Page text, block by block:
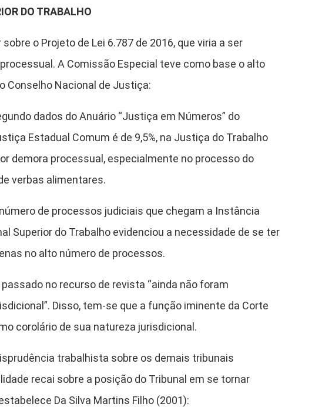
DO TRABALHO
o Projeto de Lei 6.787 de 2016, que viria a ser
A Comissão Especial teve como base o alto
Conselho Nacional de Justiça:
dados do Anuário “Justiça em Números” do
Estadual Comum é de 9,5%, na Justiça do Trabalho
demora processual, especialmente no processo do
verbas alimentares.
de processos judiciais que chegam a Instância
Superior do Trabalho evidenciou a necessidade de se ter
no alto número de processos.
no recurso de revista “ainda não foram
Disso, tem-se que a função iminente da Corte
corolário de sua natureza jurisdicional.
trabalhista sobre os demais tribunais
recai sobre a posição do Tribunal em se tornar
Da Silva Martins Filho (2001):